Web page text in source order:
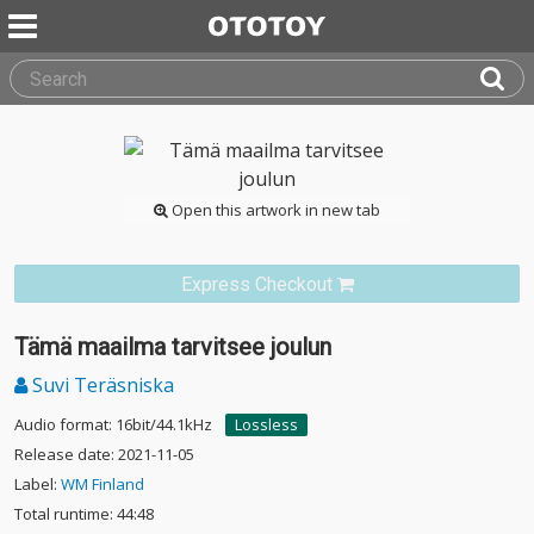
Open this artwork in new tab
Express Checkout
Tämä maailma tarvitsee joulun
Suvi Teräsniska
Audio format: 16bit/44.1kHz
Lossless
Release date: 2021-11-05
Label: WM Finland
Total runtime: 44:48